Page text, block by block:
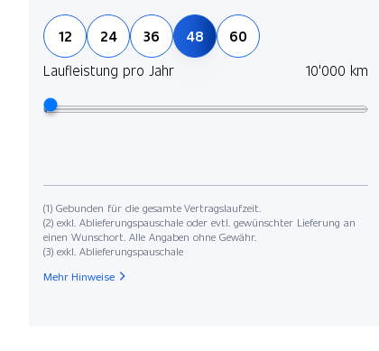
12 24 36 48
60
Laufleistung pro Jahr
10'000 km
(1) Gebunden für die gesamte Vertragslaufzeit.
(2) exkl. Ablieferungspauschale oder evtl. gewünschter Lieferung an
einen Wunschort. Alle Angaben ohne Gewähr.
(3) exkl. Ablieferungspauschale
Mehr Hinweise